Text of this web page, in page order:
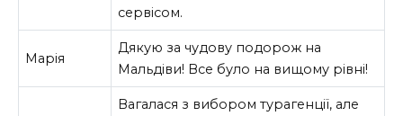
сервісом.
Марія
Дякую за чудову подорож на
Мальдіви! Все було на вищому рівні!
Вагалася з вибором турагенції, але